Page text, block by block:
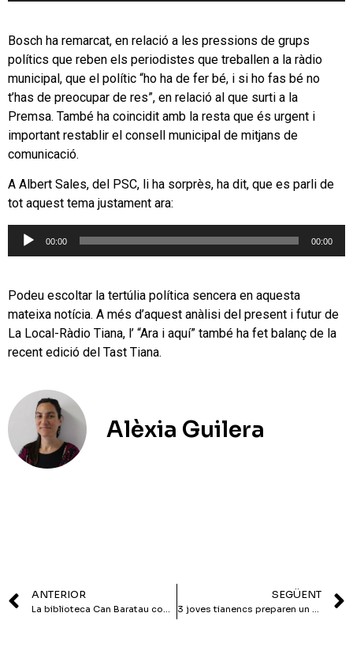
Bosch ha remarcat, en relació a les pressions de grups
polítics que reben els periodistes que treballen a la ràdio
municipal, que el polític “ho ha de fer bé, i si ho fas bé no
t’has de preocupar de res”, en relació al que surti a la
Premsa. També ha coincidit amb la resta que és urgent i
important restablir el consell municipal de mitjans de
comunicació.
A Albert Sales, del PSC, li ha sorprès, ha dit, que es parli de
tot aquest tema justament ara:
Reproductor
00:00 00:00
Podeu escoltar la tertúlia política sencera en aquesta
mateixa notícia. A més d’aquest anàlisi del present i futur de
La Local-Ràdio Tiana, l’ “Ara i aquí” també ha fet balanç de la
recent edició del Tast Tiana.
Alèxia Guilera
ANTERIOR SEGÜENT